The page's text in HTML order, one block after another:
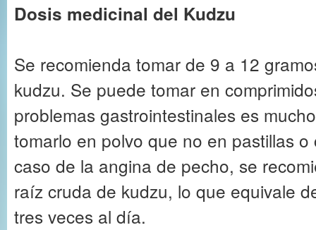
Dosis medicinal del Kudzu
Se recomienda tomar de 9 a 12
kudzu. Se puede tomar en
problemas gastrointestinales es
tomarlo en polvo que no en pastillas
caso de la angina de pecho, se
raíz cruda de kudzu, lo que equivale
tres veces al día.